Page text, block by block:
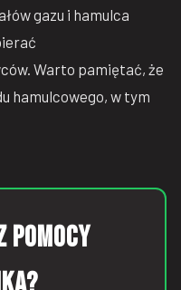
gazu i hamulca
Warto pamiętać, że
hamulcowego, w tym
pomocy